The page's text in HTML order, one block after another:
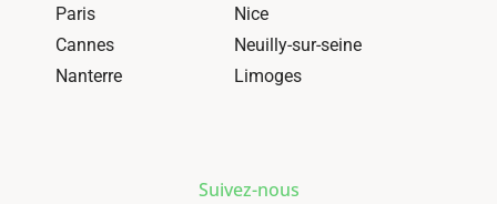
Paris
Nice
Cannes
Neuilly-sur-seine
Nanterre
Limoges
Suivez-nous